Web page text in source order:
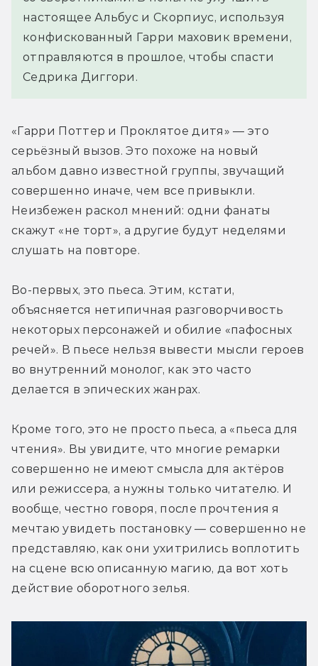
настоящее Альбус и Скорпиус, используя
конфискованный Гарри маховик времени,
отправляются в прошлое, чтобы спасти
Седрика Диггори.
«Гарри Поттер и Проклятое дитя» — это
серьёзный вызов. Это похоже на новый
альбом давно известной группы, звучащий
совершенно иначе, чем все привыкли.
Неизбежен раскол мнений: одни фанаты
скажут «не торт», а другие будут неделями
слушать на повторе.
Во-первых, это пьеса. Этим, кстати,
объясняется нетипичная разговорчивость
некоторых персонажей и обилие «пафосных
речей». В пьесе нельзя вывести мысли героев
во внутренний монолог, как это часто
делается в эпических жанрах.
Кроме того, это не просто пьеса, а «пьеса для
чтения». Вы увидите, что многие ремарки
совершенно не имеют смысла для актёров
или режиссера, а нужны только читателю. И
вообще, честно говоря, после прочтения я
мечтаю увидеть постановку — совершенно не
представляю, как они ухитрились воплотить
на сцене всю описанную магию, да вот хоть
действие оборотного зелья.